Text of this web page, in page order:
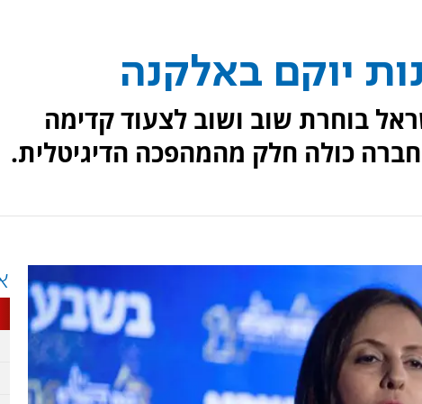
יוקם באלקנה
בוחרת שוב ושוב לצעוד קדימה
כולה חלק מהמהפכה הדיגיטלית.